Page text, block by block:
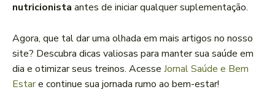
nutricionista antes de iniciar qualquer suplementação.
Agora, que tal dar uma olhada em mais artigos no nosso
site? Descubra dicas valiosas para manter sua saúde em
dia e otimizar seus treinos. Acesse Jornal Saúde e Bem
Estare continue sua jornada rumo ao bem-estar!